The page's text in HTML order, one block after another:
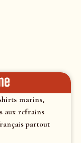
marins,
aux refrains
partout